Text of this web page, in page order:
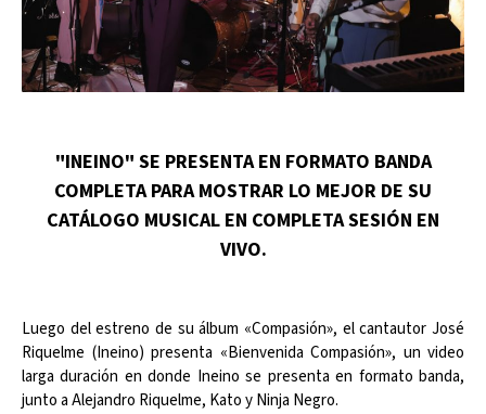
"INEINO" SE PRESENTA EN FORMATO BANDA
COMPLETA PARA MOSTRAR LO MEJOR DE SU
CATÁLOGO MUSICAL EN COMPLETA SESIÓN EN
VIVO.
Luego del estreno de su álbum «Compasión», el cantautor José
Riquelme (Ineino) presenta «Bienvenida Compasión», un video
larga duración en donde Ineino se presenta en formato banda,
junto a Alejandro Riquelme, Kato y Ninja Negro.